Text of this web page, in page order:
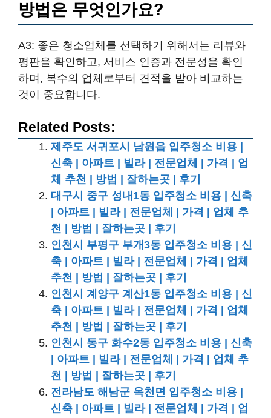
방법은 무엇인가요?
A3: 좋은 청소업체를 선택하기 위해서는 리뷰와
평판을 확인하고, 서비스 인증과 전문성을 확인
하며, 복수의 업체로부터 견적을 받아 비교하는
것이 중요합니다.
Related Posts:
제주도 서귀포시 남원읍 입주청소 비용 |
신축 | 아파트 | 빌라 | 전문업체 | 가격 | 업
체 추천 | 방법 | 잘하는곳 | 후기
대구시 중구 성내1동 입주청소 비용 | 신축
| 아파트 | 빌라 | 전문업체 | 가격 | 업체 추
천 | 방법 | 잘하는곳 | 후기
인천시 부평구 부개3동 입주청소 비용 | 신
축 | 아파트 | 빌라 | 전문업체 | 가격 | 업체
추천 | 방법 | 잘하는곳 | 후기
인천시 계양구 계산1동 입주청소 비용 | 신
축 | 아파트 | 빌라 | 전문업체 | 가격 | 업체
추천 | 방법 | 잘하는곳 | 후기
인천시 동구 화수2동 입주청소 비용 | 신축
| 아파트 | 빌라 | 전문업체 | 가격 | 업체 추
천 | 방법 | 잘하는곳 | 후기
전라남도 해남군 옥천면 입주청소 비용 |
신축 | 아파트 | 빌라 | 전문업체 | 가격 | 업